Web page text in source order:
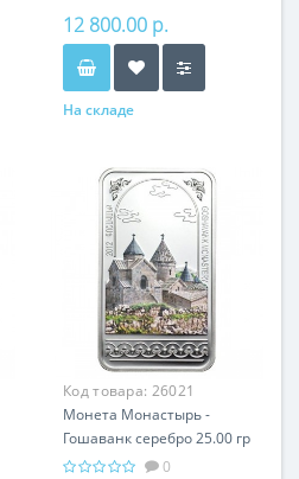
Армении
12 800.00 р.
На складе
Код товара: 26021
Монета Монастырь -
Гошаванк серебро 25.00 гр
- православный подарок
0